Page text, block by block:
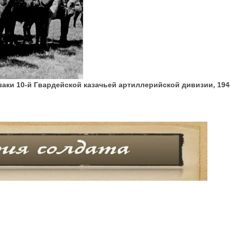
10-й Гвардейской казачьей артиллерийской дивизии,